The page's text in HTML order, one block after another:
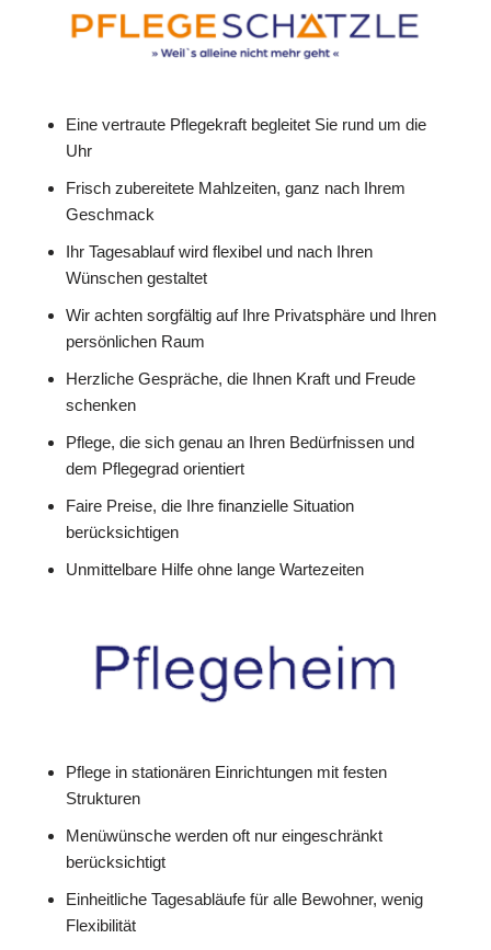
Eine vertraute Pflegekraft begleitet Sie rund um die
Uhr
Frisch zubereitete Mahlzeiten, ganz nach Ihrem
Geschmack
Ihr Tagesablauf wird flexibel und nach Ihren
Wünschen gestaltet
Wir achten sorgfältig auf Ihre Privatsphäre und Ihren
persönlichen Raum
Herzliche Gespräche, die Ihnen Kraft und Freude
schenken
Pflege, die sich genau an Ihren Bedürfnissen und
dem Pflegegrad orientiert
Faire Preise, die Ihre finanzielle Situation
berücksichtigen
Unmittelbare Hilfe ohne lange Wartezeiten
Pflege in stationären Einrichtungen mit festen
Strukturen
Menüwünsche werden oft nur eingeschränkt
berücksichtigt
Einheitliche Tagesabläufe für alle Bewohner, wenig
Flexibilität